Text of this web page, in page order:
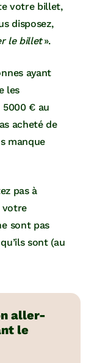
votre billet,
disposez,
le billet».
ayant
les
5000 € au
acheté de
manque
pas à
votre
sont pas
sont (au
aller-
le